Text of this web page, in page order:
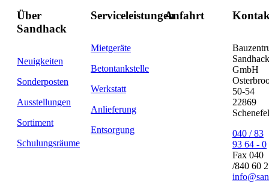
Über
Sandhack
Neuigkeiten
Sonderposten
Ausstellungen
Sortiment
Schulungsräume
Serviceleistungen
Mietgeräte
Betontankstelle
Werkstatt
Anlieferung
Entsorgung
Anfahrt
Sandhack
GmbH
50-54
22869
040 / 83
93 64 - 0
Fax 040
/840 60